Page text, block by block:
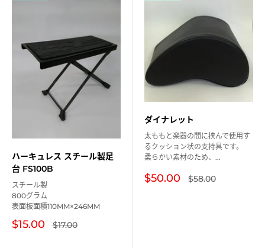
ハーキュレス スチール製足
台 FS100B
スチール製
800グラム
表面板面積110MM×246MM
販
$15.00 通
常
$17.00
ダイナレット
太ももと楽器の間に挟んで使用す
るクッション状の支持具です。
柔らかい素材のため、...
販
$50.00 通
常
$58.00